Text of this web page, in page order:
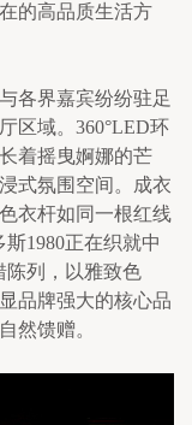
的高品质生活方
各界嘉宾纷纷驻足
区域。360°LED环
着摇曳婀娜的芒
式氛围空间。成衣
衣杆如同一根红线
1980正在织就中
陈列，以雅致色
品牌强大的核心品
然馈赠。